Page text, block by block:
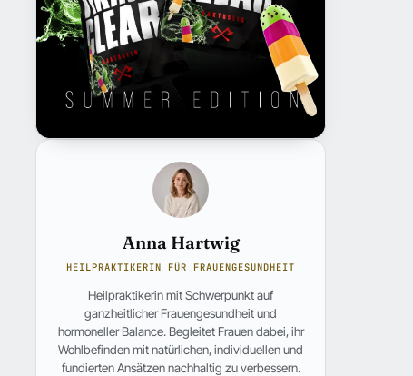
Anna Hartwig
HEILPRAKTIKERIN FÜR FRAUENGESUNDHEIT
Heilpraktikerin mit Schwerpunkt auf
ganzheitlicher Frauengesundheit und
hormoneller Balance. Begleitet Frauen dabei, ihr
Wohlbefinden mit natürlichen, individuellen und
fundierten Ansätzen nachhaltig zu verbessern.